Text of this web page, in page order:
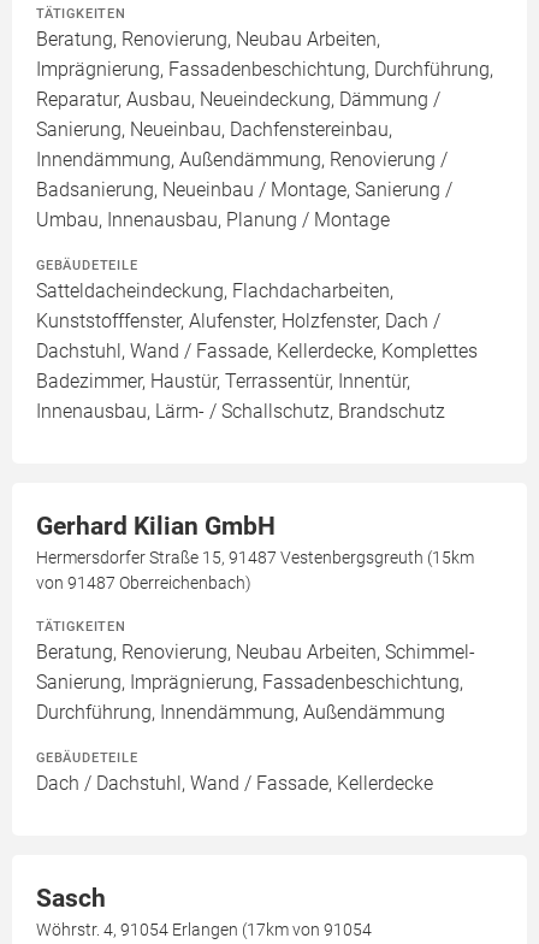
TÄTIGKEITEN
Beratung, Renovierung, Neubau Arbeiten,
Imprägnierung, Fassadenbeschichtung, Durchführung,
Reparatur, Ausbau, Neueindeckung, Dämmung /
Sanierung, Neueinbau, Dachfenstereinbau,
Innendämmung, Außendämmung, Renovierung /
Badsanierung, Neueinbau / Montage, Sanierung /
Umbau, Innenausbau, Planung / Montage
GEBÄUDETEILE
Satteldacheindeckung, Flachdacharbeiten,
Kunststofffenster, Alufenster, Holzfenster, Dach /
Dachstuhl, Wand / Fassade, Kellerdecke, Komplettes
Badezimmer, Haustür, Terrassentür, Innentür,
Innenausbau, Lärm- / Schallschutz, Brandschutz
Gerhard Kilian GmbH
Hermersdorfer Straße 15, 91487 Vestenbergsgreuth (15km
von 91487 Oberreichenbach)
TÄTIGKEITEN
Beratung, Renovierung, Neubau Arbeiten, Schimmel-
Sanierung, Imprägnierung, Fassadenbeschichtung,
Durchführung, Innendämmung, Außendämmung
GEBÄUDETEILE
Dach / Dachstuhl, Wand / Fassade, Kellerdecke
Sasch
Wöhrstr. 4, 91054 Erlangen (17km von 91054